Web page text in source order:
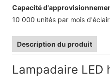
Capacité
10 000 unités par mois
Description du produit
Lampadaire LED